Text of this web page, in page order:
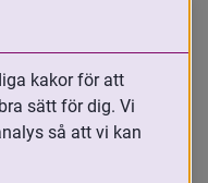
kakor för att
sätt för dig. Vi
så att vi kan